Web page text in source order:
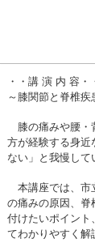
・・講 演 内 容・
～膝関節と脊椎疾
膝の痛みや腰・
方が経験する身近
ない」と我慢して
本講座では、市
の痛みの原因、脊
付けたいポイント
てわかりやすく解